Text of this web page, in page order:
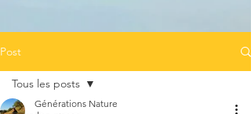
Post
Tous les posts
Générations Nature